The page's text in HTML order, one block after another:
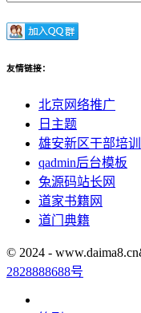
友情链接：
北京网络推广
日主题
雄安新区干部培训
qadmin后台模板
兔源码站长网
道家书籍网
道门典籍
© 2024 -
2828888688号